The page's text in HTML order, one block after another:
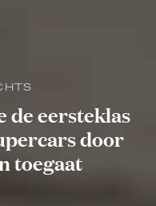
de eersteklas
door
toegaat